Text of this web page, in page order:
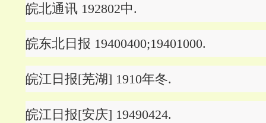
皖北通讯 192802中.
皖东北日报 19400400;19401000.
皖江日报[芜湖] 1910年冬.
皖江日报[安庆] 19490424.